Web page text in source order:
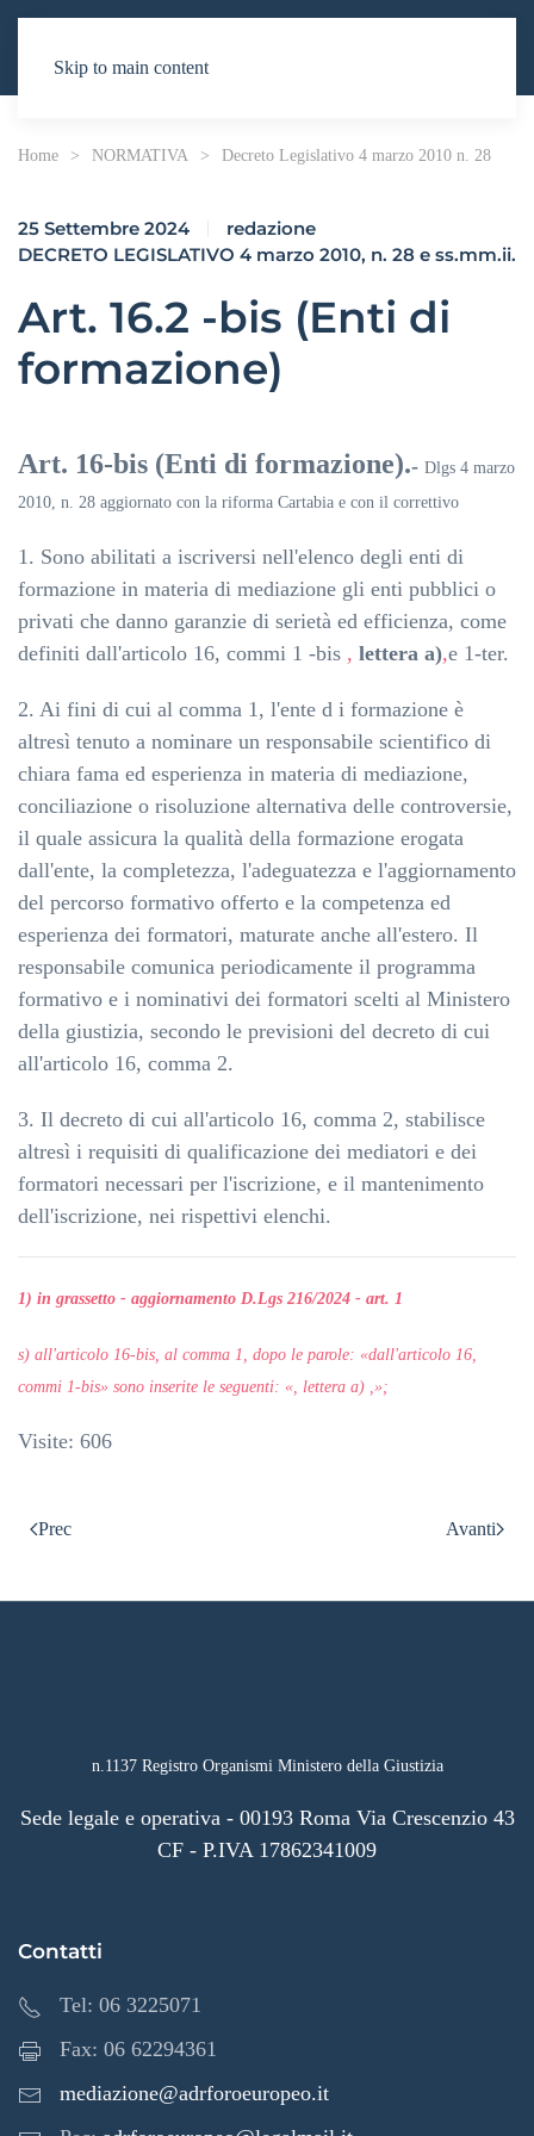
Skip to main content
Home NORMATIVA Decreto Legislativo 4 marzo 2010 n. 28
25 Settembre 2024
redazione
DECRETO LEGISLATIVO 4 marzo 2010, n. 28 e ss.mm.ii.
Art. 16.2 -bis (Enti di
formazione)
Art. 16-bis (Enti di formazione).- Dlgs 4 marzo
2010, n. 28 aggiornato con la riforma Cartabia e con il correttivo
1. Sono abilitati a iscriversi nell'elenco degli enti di
formazione in materia di mediazione gli enti pubblici o
privati che danno garanzie di serietà ed efficienza, come
definiti dall'articolo 16, commi 1 -bis , lettera a),e 1-ter.
2. Ai fini di cui al comma 1, l'ente d i formazione è
altresì tenuto a nominare un responsabile scientifico di
chiara fama ed esperienza in materia di mediazione,
conciliazione o risoluzione alternativa delle controversie,
il quale assicura la qualità della formazione erogata
dall'ente, la completezza, l'adeguatezza e l'aggiornamento
del percorso formativo offerto e la competenza ed
esperienza dei formatori, maturate anche all'estero. Il
responsabile comunica periodicamente il programma
formativo e i nominativi dei formatori scelti al Ministero
della giustizia, secondo le previsioni del decreto di cui
all'articolo 16, comma 2.
3. Il decreto di cui all'articolo 16, comma 2, stabilisce
altresì i requisiti di qualificazione dei mediatori e dei
formatori necessari per l'iscrizione, e il mantenimento
dell'iscrizione, nei rispettivi elenchi.
1) in grassetto - aggiornamento D.Lgs 216/2024 - art. 1
s) all'articolo 16-bis, al comma 1, dopo le parole: «dall'articolo 16,
commi 1-bis» sono inserite le seguenti: «, lettera a) ,»;
Visite: 606
Prec Avanti
n.1137 Registro Organismi Ministero della Giustizia
Sede legale e operativa - 00193 Roma Via Crescenzio 43
CF - P.IVA 17862341009
Contatti
Tel: 06 3225071
Fax: 06 62294361
mediazione@adrforoeuropeo.it